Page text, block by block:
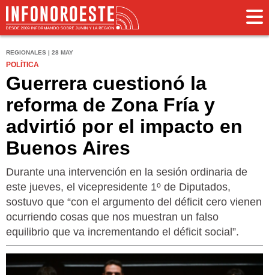
REGIONALES | 28 MAY
POLÍTICA
Guerrera cuestionó la
reforma de Zona Fría y
advirtió por el impacto en
Buenos Aires
Durante una intervención en la sesión ordinaria de
este jueves, el vicepresidente 1º de Diputados,
sostuvo que “con el argumento del déficit cero vienen
ocurriendo cosas que nos muestran un falso
equilibrio que va incrementando el déficit social”.